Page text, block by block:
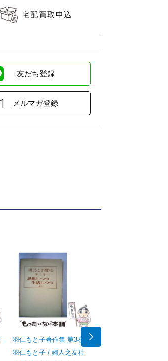
宅配買取申込
友だち登録
メルマガ登録
羽仁もと子著作集 第3巻 /
羽仁もと子 / 婦人之友社